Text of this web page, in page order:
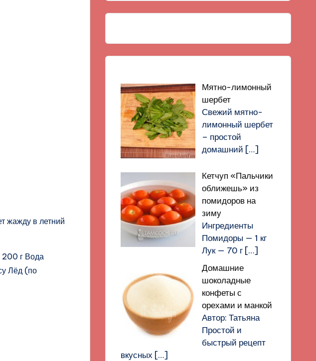
жажду в летний
200 г Вода
Лёд (по
Мятно-лимонный
шербет
Свежий мятно-
лимонный шербет
– простой
домашний […]
Кетчуп «Пальчики
оближешь» из
помидоров на
зиму
Ингредиенты
Помидоры — 1 кг
Лук — 70 г […]
Домашние
шоколадные
конфеты с
орехами и манкой
Автор: Татьяна
Простой и
быстрый рецепт
вкусных […]